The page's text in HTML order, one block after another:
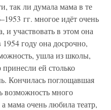
так ли думала мама в те
гг. многое идёт очень
и участвовать в этом она
году она досрочно,
ушла из школы,
принесли ей столько
Кончилась поглощавшая
возможность много
а мама очень любила театр,